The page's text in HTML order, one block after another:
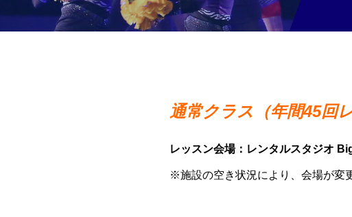
通常クラス（年間45回
レッスン会場：レンタルスタジオ
※施設の空き状況により、会場が変